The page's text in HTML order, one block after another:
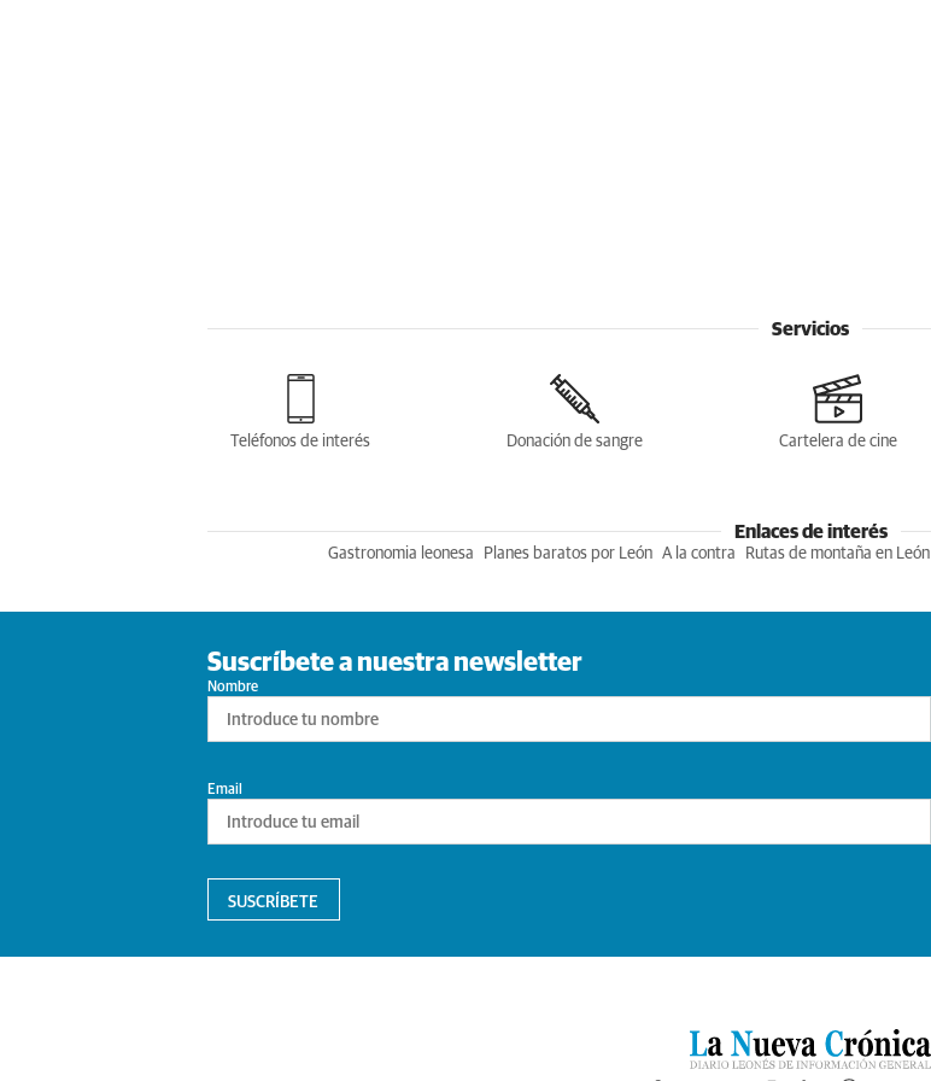
Servicios
Teléfonos de interés Donación de sangre Cartelera de cine
Enlaces de interés
Gastronomia leonesa Planes baratos por León A la contra Rutas de montaña en León
Suscríbete a nuestra newsletter
Nombre
Email
SUSCRÍBETE